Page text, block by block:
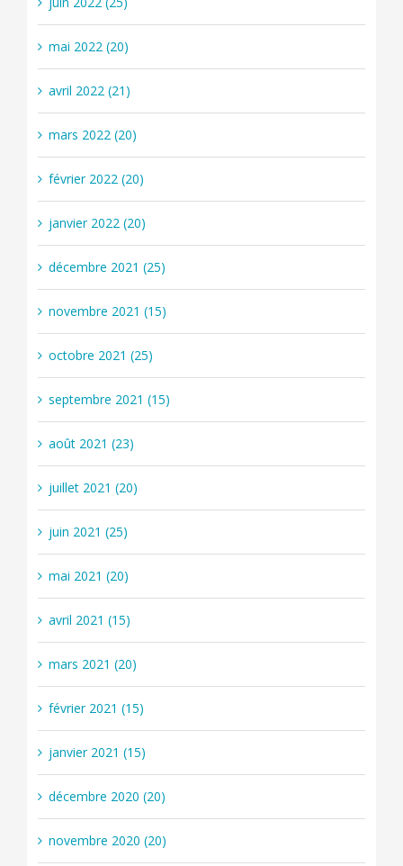
mai 2022 (20)
avril 2022 (21)
mars 2022 (20)
février 2022 (20)
janvier 2022 (20)
décembre 2021 (25)
novembre 2021 (15)
octobre 2021 (25)
septembre 2021 (15)
août 2021 (23)
juillet 2021 (20)
juin 2021 (25)
mai 2021 (20)
avril 2021 (15)
mars 2021 (20)
février 2021 (15)
janvier 2021 (15)
décembre 2020 (20)
novembre 2020 (20)